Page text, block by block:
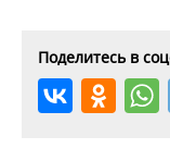
Поделитесь в